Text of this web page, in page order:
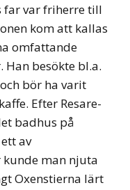
far var friherre till
kom att kallas
omfattande
besökte bl.a.
bör ha varit
Efter Resare-
badhus på
av
man njuta
Oxenstierna lärt